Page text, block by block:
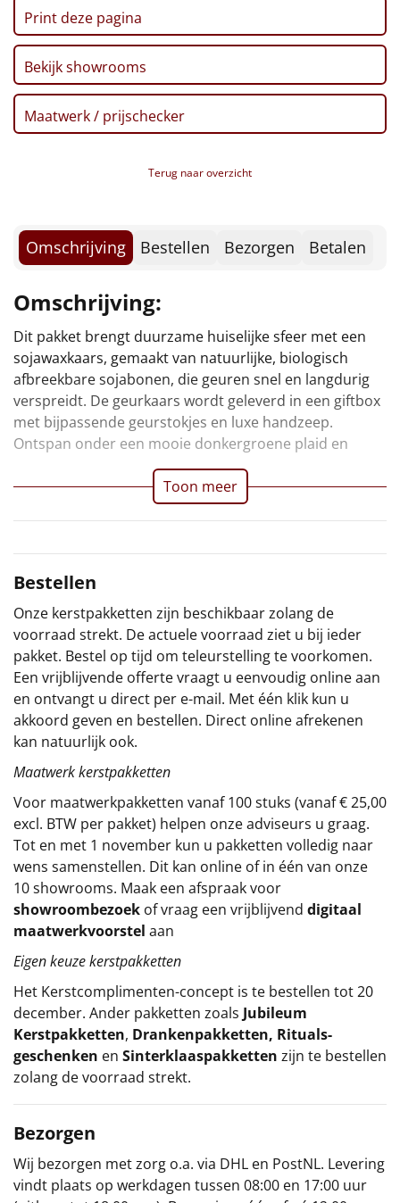
Borrelplank
Warmtekussen
Slowcooker POPULAIR
Noodradio
Deken (fleece plaid)
Alle artikelen
Overige
Ideeën
Personeel
Doe het zelf
Sinterklaaspakketten
Kerstgeschenken 2026
Cadeaubon
Per stuk
Alle overige
Print deze pagina
Bekijk showrooms
Maatwerk / prijschecker
Terug naar overzicht
Omschrijving Bestellen Bezorgen Betalen
Omschrijving:
Dit pakket brengt duurzame huiselijke sfeer met een
sojawaxkaars, gemaakt van natuurlijke, biologisch
afbreekbare sojabonen, die geuren snel en langdurig
verspreidt. De geurkaars wordt geleverd in een giftbox
met bijpassende geurstokjes en luxe handzeep.
Ontspan onder een mooie donkergroene plaid en
geniet van een alcoholvrije bubbel, de Juicy Tea, een
verrassende mix van prikkelend Rieslingdruivensap
met Aziatische smaken en geuren. Een perfect
Toon meer
Bestellen
Onze kerstpakketten zijn beschikbaar zolang de
voorraad strekt. De actuele voorraad ziet u bij ieder
pakket. Bestel op tijd om teleurstelling te voorkomen.
Een vrijblijvende offerte vraagt u eenvoudig online aan
en ontvangt u direct per e-mail. Met één klik kun u
akkoord geven en bestellen. Direct online afrekenen
kan natuurlijk ook.
Maatwerk kerstpakketten
Voor maatwerkpakketten vanaf 100 stuks (vanaf € 25,00
excl. BTW per pakket) helpen onze adviseurs u graag.
Tot en met 1 november kun u pakketten volledig naar
wens samenstellen. Dit kan online of in één van onze
10 showrooms. Maak een afspraak voor
showroombezoek of vraag een vrijblijvend digitaal
maatwerkvoorstel aan
Eigen keuze kerstpakketten
Het Kerstcomplimenten-concept is te bestellen tot 20
december. Ander pakketten zoals Jubileum
Kerstpakketten, Drankenpakketten, Rituals-
geschenken en Sinterklaaspakketten zijn te bestellen
zolang de voorraad strekt.
Bezorgen
Wij bezorgen met zorg o.a. via DHL en PostNL. Levering
vindt plaats op werkdagen tussen 08:00 en 17:00 uur